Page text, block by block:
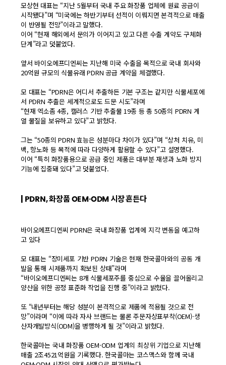
모상현 대표는 “지난 5월부터 국내 주요 화장품 업체에 원료 공급이
시작됐다”며 “미국에는 하반기부터 선적이 이뤄지면 본격적으로 매출
이 반영될 전망”이라고 말했다.
이어 “현재 해외에서 문의가 이어지고 있고 다른 수출 계약도 구체화
단계”라고 덧붙였다.
앞서 바이오에프디엔씨는 지난해 미국 수출을 목적으로 국내 회사와
20억원 규모의 식물유래 PDRN 공급 계약을 체결했다.
모 대표는 “PDRN은 어디서 추출하든 기본 구조는 같지만 식물세포에
서 PDRN 추출은 세계적으로도 드문 시도”라며
“현재 엑소좀 4종, 캘러스 기반 추출물 19종 등 총 50종의 PDRN 계
열 물질을 보유하고 있다”고 밝혔다.
그는 “50종의 PDRN 효능은 성분마다 차이가 있다”며 “상처 치유, 미
백, 항노화 등 목적에 따라 다양하게 활용할 수 있다”고 설명했다.
이어 “특히 화장품용으로 공급 중인 제품은 대부분 재생과 노화 방지
기능에 집중돼 있다”고 덧붙였다.
| PDRN, 화장품 OEM·ODM 시장 흔든다
바이오에프디엔씨 PDRN은 국내 화장품 업계에 지각 변동을 예고하
고 있다
모 대표는 “장미세포 기반 PDRN 기술은 현재 한국콜마와의 공동 개
발을 통해 시제품까지 확보된 상태”라며
“바이오에프디엔씨는 8개 식물세포주를 중심으로 수율을 끌어올리고
양산을 위한 공정 표준화 작업을 진행 중”이라고 밝혔다.
또 “내년부터는 해당 성분이 본격적으로 제품에 적용될 것으로 전
망”이라며 “이에 따라 자사 브랜드는 물론 주문자상표부착(OEM)·생
산자개발방식(ODM)을 병행하게 될 것”이라고 밝혔다.
한국콜마는 국내 화장품 OEM·ODM 업계의 최상위 기업으로 지난해
매출 2조4521억원을 기록했다. 한국콜마는 코스맥스와 함께 국내